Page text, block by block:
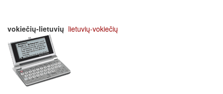
vokiečių-lietuvių lietuvių-vokiečių